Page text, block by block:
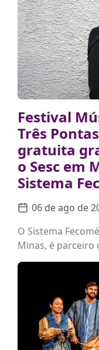
Festival
Três
gratuita
o Sesc em
Sistema
06 de ago de
O Sistema
Minas, é parceiro